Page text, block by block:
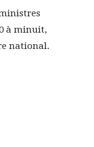
à minuit,
national.